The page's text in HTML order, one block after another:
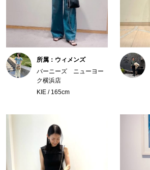
所属：ウィメンズ
バーニーズ ニューヨー
ク横浜店
KIE / 165cm